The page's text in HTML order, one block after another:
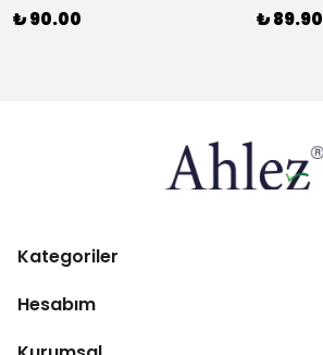
₺ 90.00 ₺ 89.90
Kategoriler
Hesabım